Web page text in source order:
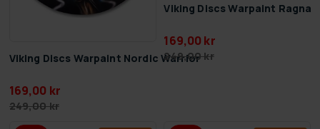
Viking Discs Warpaint Nordic Warrior
169,00 kr
249,00 kr
Viking Discs Warpaint
169,00 kr
249,00 kr